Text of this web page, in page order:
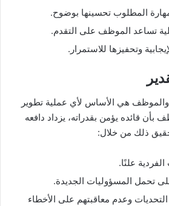
المطلوب تحسينها بوضوح.
تساعد الموظف على التقدم.
وتحفيزها للاستمرار.
والموظف هي الأساس لأي عملية تطوير
بأن قائده يؤمن بقدراته، يزداد دافعه
ذلك من خلال:
الفردية علنًا.
تحمل المسؤوليات الجديدة.
وعدم معاقبتهم على الأخطاء